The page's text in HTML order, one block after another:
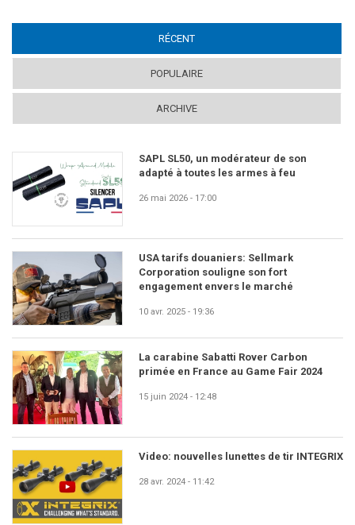
RÉCENT
POPULAIRE
ARCHIVE
SAPL SL50, un modérateur de son
adapté à toutes les armes à feu
26 mai 2026 - 17:00
USA tarifs douaniers: Sellmark
Corporation souligne son fort
engagement envers le marché
10 avr. 2025 - 19:36
La carabine Sabatti Rover Carbon
primée en France au Game Fair 2024
15 juin 2024 - 12:48
Video: nouvelles lunettes de tir INTEGRIX
28 avr. 2024 - 11:42